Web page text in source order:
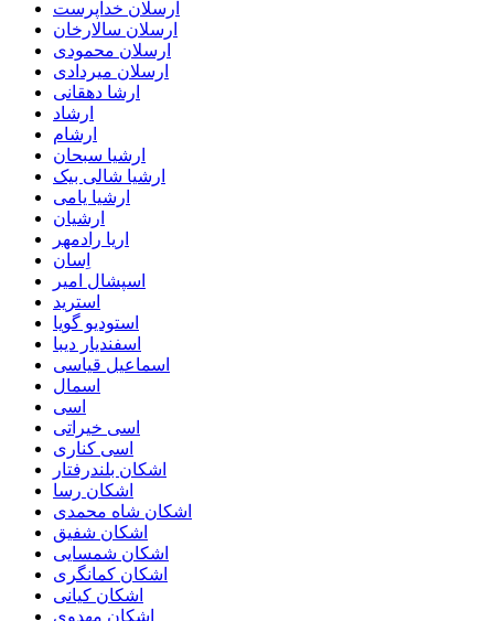
ارسلان خداپرست
ارسلان سالارخان
ارسلان محمودی
ارسلان میردادی
ارشا دهقانی
ارشاد
ارشام
ارشیا سبحان
ارشیا شالی بیک
ارشیا یامی
ارشیان
اریا رادمهر
اِسان
اسپشال امیر
استرید
استودیو گویا
اسفندیار دیبا
اسماعیل قیاسی
اسمال
اسی
اسی خیراتی
اسی کناری
اشکان بلندرفتار
اشکان رسا
اشکان شاه محمدی
اشکان شفیق
اشکان شمسایی
اشکان‌ کمانگری
اشکان کیانی
اشکان مهدوی